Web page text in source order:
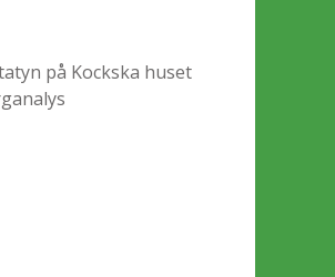
på Kockska huset